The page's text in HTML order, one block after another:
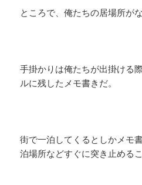
ところで、俺たちの居場所が
手掛かりは俺たちが出掛ける
ルに残したメモ書きだ。
街で一泊してくるとしかメモ
泊場所などすぐに突き止める